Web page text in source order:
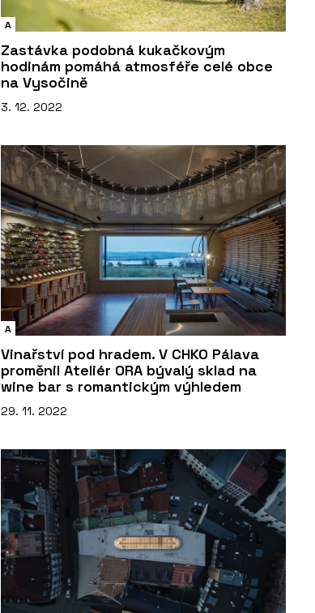
A
Zastávka podobná kukačkovým
hodinám pomáhá atmosféře celé obce
na Vysočině
3. 12. 2022
A
Vinařství pod hradem. V CHKO Pálava
proměnil Ateliér ORA bývalý sklad na
wine bar s romantickým výhledem
29. 11. 2022